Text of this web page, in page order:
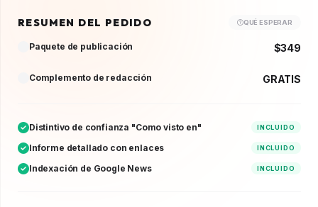
RESUMEN DEL PEDIDO QUÉ ESPERAR
Paquete de publicación $349
Complemento de redacción GRATIS
Distintivo de confianza "Como visto en" INCLUIDO
Informe detallado con enlaces INCLUIDO
Indexación de Google News INCLUIDO